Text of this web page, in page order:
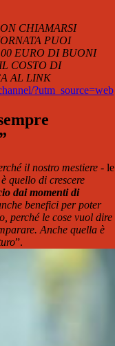
CHIAMARSI
PUOI
EURO DI BUONI
COSTO DI
AL LINK
?utm_source=web
il nostro mestiere - le
quello di crescere
dai momenti di
benefici per poter
perché le cose vuol dire
Anche quella è
”.